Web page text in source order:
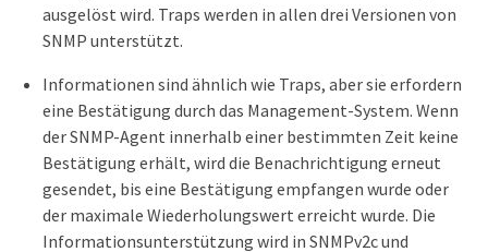
ausgelöst wird. Traps werden in allen drei Versionen von
SNMP unterstützt.
Informationen sind ähnlich wie Traps, aber sie erfordern
eine Bestätigung durch das Management-System. Wenn
der SNMP-Agent innerhalb einer bestimmten Zeit keine
Bestätigung erhält, wird die Benachrichtigung erneut
gesendet, bis eine Bestätigung empfangen wurde oder
der maximale Wiederholungswert erreicht wurde. Die
Informationsunterstützung wird in SNMPv2c und